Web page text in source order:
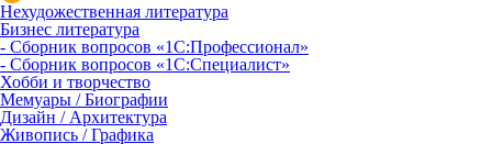
Нехудожественная литература
Бизнес литература
- Сборник вопросов «1С:Профессионал»
- Сборник вопросов «1С:Специалист»
Хобби и творчество
Мемуары / Биографии
Дизайн / Архитектура
Живопись / Графика